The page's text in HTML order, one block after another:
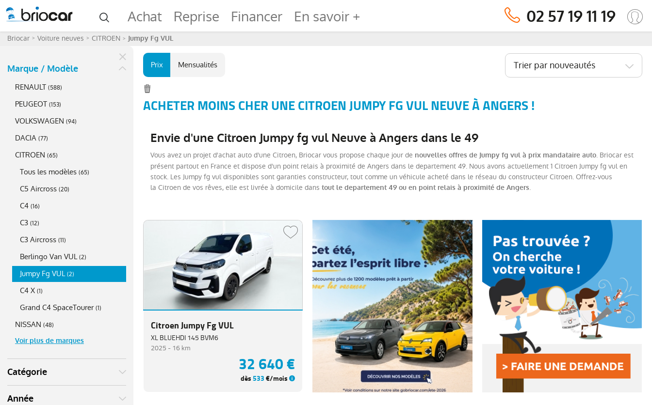
Achat Reprise Financer En savoir + 02 57 19 11 19
Briocar Voiture neuves CITROEN Jumpy Fg VUL
Marque / Modèle
RENAULT (588)
PEUGEOT (153)
VOLKSWAGEN (94)
DACIA (77)
CITROEN (65)
Tous les modèles (65)
C5 Aircross (20)
C4 (16)
C3 (12)
C3 Aircross (11)
Berlingo Van VUL (2)
Jumpy Fg VUL (2)
C4 X (1)
Grand C4 SpaceTourer (1)
NISSAN (48)
Voir plus de marques
Catégorie
Année
Prix Mensualités Trier par nouveautés
ACHETER MOINS CHER UNE CITROEN JUMPY FG VUL NEUVE À ANGERS !
Envie d'une Citroen Jumpy fg vul Neuve à Angers dans le 49
Vous avez un projet d'achat auto d'une Citroen, Briocar vous propose chaque jour de nouvelles offres de Jumpy fg vul à prix mandataire auto. Briocar est
présent partout en France et dispose d'un point relais à proximité de Angers dans le departement 49. Nous avons actuellement 1 Citroen Jumpy fg vul en
stock. Les Jumpy fg vul disponibles sont garanties constructeur, tout comme un véhicule acheté dans le réseau du constructeur Citroen. Offrez-vous
la Citroen de vos rêves, elle est livrée à domicile dans tout le departement 49 ou en point relais à proximité de Angers.
Citroen Jumpy Fg VUL
XL BLUEHDI 145 BVM6
2025 - 16 km
32 640 €
dès533€/mois